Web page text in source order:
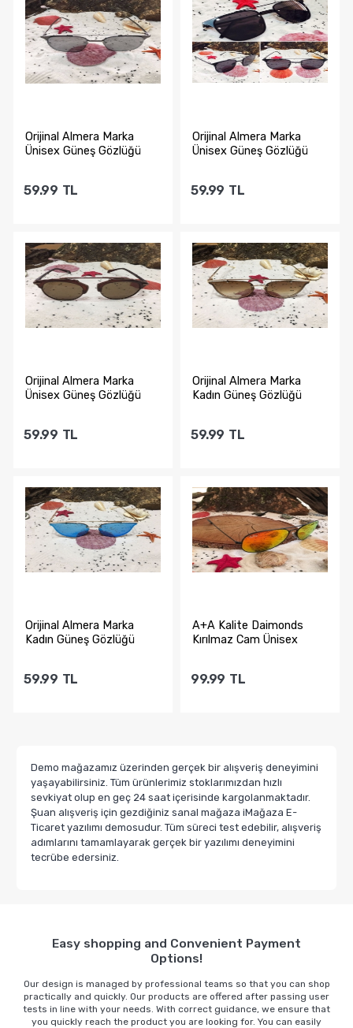
Sepete Ekle Sepete Ekle
Orijinal Almera Marka
Ünisex Güneş Gözlüğü
59.99 TL
Sepete Ekle
Orijinal Almera Marka
Ünisex Güneş Gözlüğü
59.99 TL
Sepete Ekle
Orijinal Almera Marka
Ünisex Güneş Gözlüğü
59.99 TL
Sepete Ekle
Orijinal Almera Marka
Kadın Güneş Gözlüğü
59.99 TL
Sepete Ekle
Orijinal Almera Marka
Kadın Güneş Gözlüğü
59.99 TL
A+A Kalite Daimonds
Kırılmaz Cam Ünisex
99.99 TL
Demo mağazamız üzerinden gerçek bir alışveriş deneyimini
yaşayabilirsiniz. Tüm ürünlerimiz stoklarımızdan hızlı
sevkiyat olup en geç 24 saat içerisinde kargolanmaktadır.
Şuan alışveriş için gezdiğiniz sanal mağaza iMağaza E-
Ticaret yazılımı demosudur. Tüm süreci test edebilir, alışveriş
adımlarını tamamlayarak gerçek bir yazılımı deneyimini
tecrübe edersiniz.
Easy shopping and Convenient Payment
Options!
Our design is managed by professional teams so that you can shop
practically and quickly. Our products are offered after passing user
tests in line with your needs. With correct guidance, we ensure that
you quickly reach the product you are looking for. You can easily